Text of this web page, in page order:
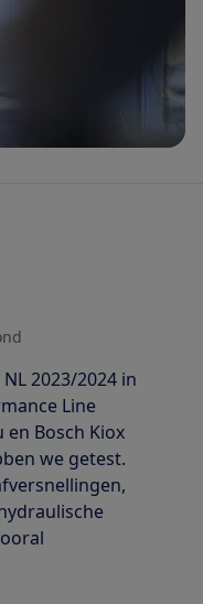
2023/2024 in
Line
en Bosch Kiox
we getest.